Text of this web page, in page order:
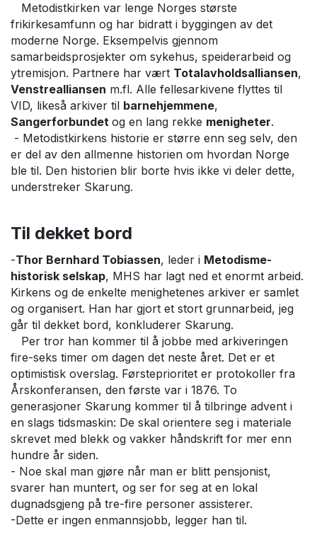
Metodistkirken var lenge Norges største
frikirkesamfunn og har bidratt i byggingen av det
moderne Norge. Eksempelvis gjennom
samarbeidsprosjekter om sykehus, speiderarbeid og
ytremisjon. Partnere har vært Totalavholdsalliansen,
Venstrealliansen m.fl. Alle fellesarkivene flyttes til
VID, likeså arkiver til barnehjemmene,
Sangerforbundet og en lang rekke menigheter.
- Metodistkirkens historie er større enn seg selv, den
er del av den allmenne historien om hvordan Norge
ble til. Den historien blir borte hvis ikke vi deler dette,
understreker Skarung.
Til dekket bord
-Thor Bernhard Tobiassen, leder i Metodisme-
historisk selskap, MHS har lagt ned et enormt arbeid.
Kirkens og de enkelte menighetenes arkiver er samlet
og organisert. Han har gjort et stort grunnarbeid, jeg
går til dekket bord, konkluderer Skarung.
Per tror han kommer til å jobbe med arkiveringen
fire-seks timer om dagen det neste året. Det er et
optimistisk overslag. Førsteprioritet er protokoller fra
Årskonferansen, den første var i 1876. To
generasjoner Skarung kommer til å tilbringe advent i
en slags tidsmaskin: De skal orientere seg i materiale
skrevet med blekk og vakker håndskrift for mer enn
hundre år siden.
- Noe skal man gjøre når man er blitt pensjonist,
svarer han muntert, og ser for seg at en lokal
dugnadsgjeng på tre-fire personer assisterer.
-Dette er ingen enmannsjobb, legger han til.